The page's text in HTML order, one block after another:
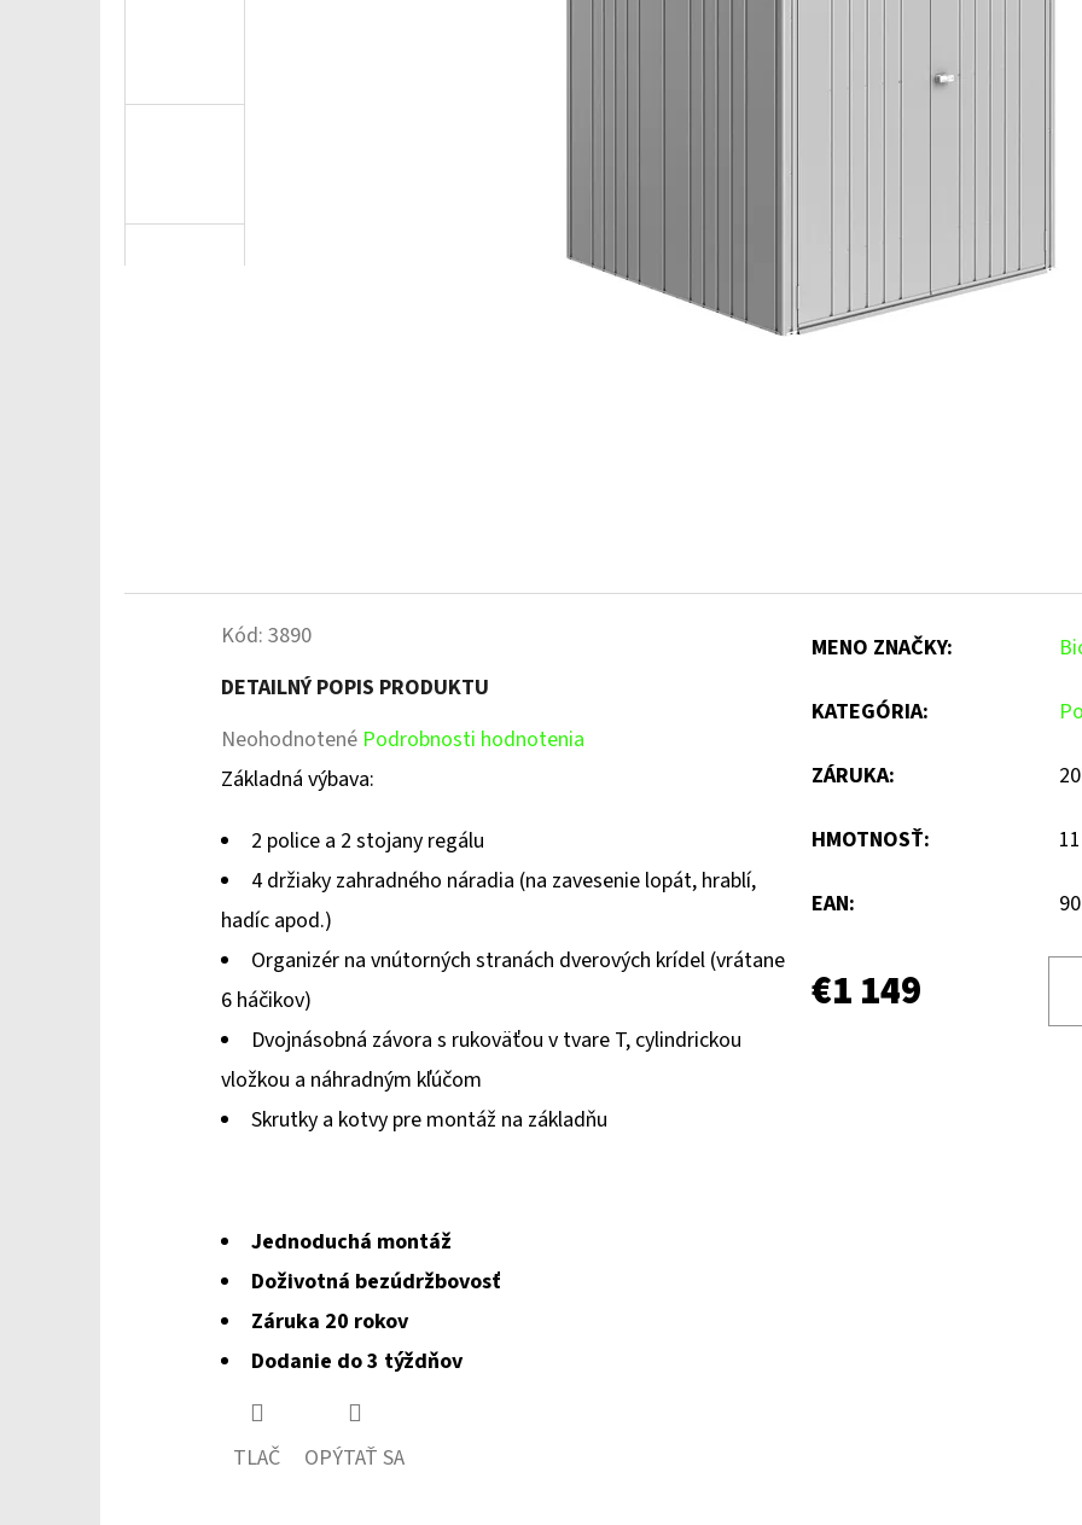
Kód: 3890
DETAILNÝ POPIS PRODUKTU
Priemerné
hodnotenie
hviezdičiek.
Neohodnotené Podrobnosti hodnotenia
Základná výbava:
2 police a 2 stojany regálu
4 držiaky zahradného náradia (na zavesenie lopát, hrablí,
hadíc apod.)
Organizér na vnútorných stranách dverových krídel (vrátane
6 háčikov)
Dvojnásobná závora s rukoväťou v tvare T, cylindrickou
vložkou a náhradným kľúčom
Skrutky a kotvy pre montáž na základňu
Jednoduchá montáž
Doživotná bezúdržbovosť
Záruka 20 rokov
Dodanie do 3 týždňov
TLAČ OPÝTAŤ SA
MENO ZNAČKY:
KATEGÓRIA:
ZÁRUKA:
HMOTNOSŤ:
EAN:
€1 149